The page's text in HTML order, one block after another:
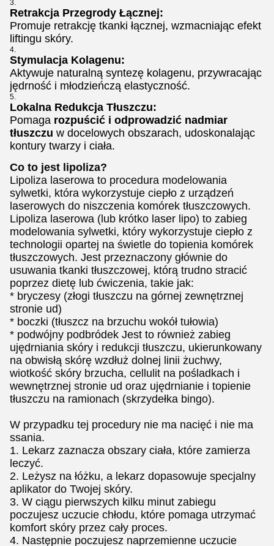
Retrakcja Przegrody Łącznej:
Promuje retrakcję tkanki łącznej, wzmacniając efekt
liftingu skóry.
Stymulacja Kolagenu:
Aktywuje naturalną syntezę kolagenu, przywracając
jędrność i młodzieńczą elastyczność.
Lokalna Redukcja Tłuszczu:
Pomaga rozpuścić i odprowadzić nadmiar
tłuszczu w docelowych obszarach, udoskonalając
kontury twarzy i ciała.
Co to jest lipoliza?
Lipoliza laserowa to procedura modelowania
sylwetki, która wykorzystuje ciepło z urządzeń
laserowych do niszczenia komórek tłuszczowych.
Lipoliza laserowa (lub krótko laser lipo) to zabieg
modelowania sylwetki, który wykorzystuje ciepło z
technologii opartej na świetle do topienia komórek
tłuszczowych. Jest przeznaczony głównie do
usuwania tkanki tłuszczowej, którą trudno stracić
poprzez dietę lub ćwiczenia, takie jak:
* bryczesy (złogi tłuszczu na górnej zewnętrznej
stronie ud)
* boczki (tłuszcz na brzuchu wokół tułowia)
* podwójny podbródek Jest to również zabieg
ujędrniania skóry i redukcji tłuszczu, ukierunkowany
na obwisłą skórę wzdłuż dolnej linii żuchwy,
wiotkość skóry brzucha, cellulit na pośladkach i
wewnętrznej stronie ud oraz ujędrnianie i topienie
tłuszczu na ramionach (skrzydełka bingo).
W przypadku tej procedury nie ma nacięć i nie ma
ssania.
1. Lekarz zaznacza obszary ciała, które zamierza
leczyć.
2. Leżysz na łóżku, a lekarz dopasowuje specjalny
aplikator do Twojej skóry.
3. W ciągu pierwszych kilku minut zabiegu
poczujesz uczucie chłodu, które pomaga utrzymać
komfort skóry przez cały proces.
4. Następnie poczujesz naprzemienne uczucie